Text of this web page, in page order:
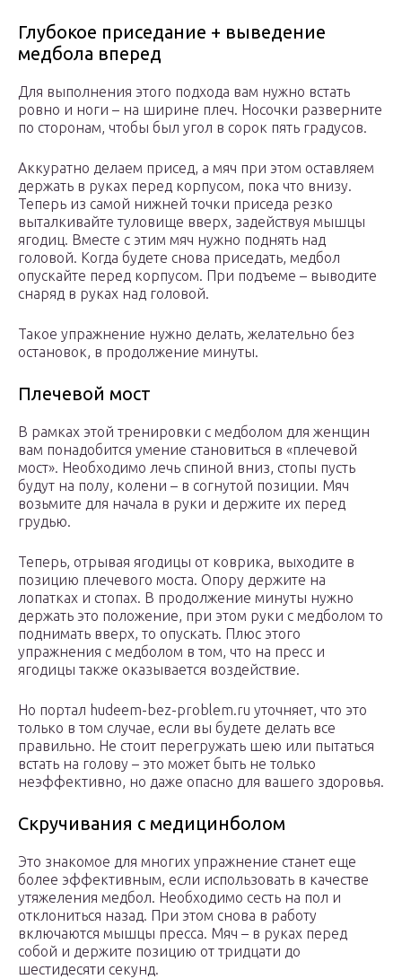
Глубокое приседание + выведение
медбола вперед
Для выполнения этого подхода вам нужно встать
ровно и ноги – на ширине плеч. Носочки разверните
по сторонам, чтобы был угол в сорок пять градусов.
Аккуратно делаем присед, а мяч при этом оставляем
держать в руках перед корпусом, пока что внизу.
Теперь из самой нижней точки приседа резко
выталкивайте туловище вверх, задействуя мышцы
ягодиц. Вместе с этим мяч нужно поднять над
головой. Когда будете снова приседать, медбол
опускайте перед корпусом. При подъеме – выводите
снаряд в руках над головой.
Такое упражнение нужно делать, желательно без
остановок, в продолжение минуты.
Плечевой мост
В рамках этой тренировки с медболом для женщин
вам понадобится умение становиться в «плечевой
мост». Необходимо лечь спиной вниз, стопы пусть
будут на полу, колени – в согнутой позиции. Мяч
возьмите для начала в руки и держите их перед
грудью.
Теперь, отрывая ягодицы от коврика, выходите в
позицию плечевого моста. Опору держите на
лопатках и стопах. В продолжение минуты нужно
держать это положение, при этом руки с медболом то
поднимать вверх, то опускать. Плюс этого
упражнения с медболом в том, что на пресс и
ягодицы также оказывается воздействие.
Но портал hudeem-bez-problem.ru уточняет, что это
только в том случае, если вы будете делать все
правильно. Не стоит перегружать шею или пытаться
встать на голову – это может быть не только
неэффективно, но даже опасно для вашего здоровья.
Скручивания с медицинболом
Это знакомое для многих упражнение станет еще
более эффективным, если использовать в качестве
утяжеления медбол. Необходимо сесть на пол и
отклониться назад. При этом снова в работу
включаются мышцы пресса. Мяч – в руках перед
собой и держите позицию от тридцати до
шестидесяти секунд.